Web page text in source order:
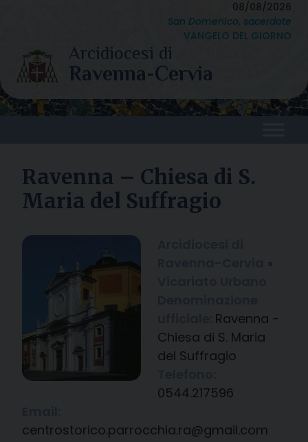
content
08/08/2026
San Domenico, sacerdote
VANGELO DEL GIORNO
Ravenna – Chiesa di S.
Maria del Suffragio
»
Ravenna -
Chiesa di S. Maria
del Suffragio
0544.217596
centrostorico.parrocchia.ra@gmail.com